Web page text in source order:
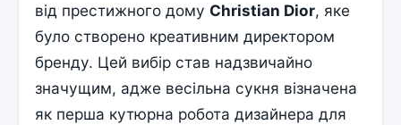
від престижного дому Christian Dior, яке
було створено креативним директором
бренду. Цей вибір став надзвичайно
значущим, адже весільна сукня візначена
як перша кутюрна робота дизайнера для